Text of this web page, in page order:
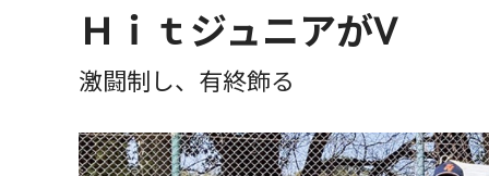
ＨｉｔジュニアがⅤ
激闘制し、有終飾る